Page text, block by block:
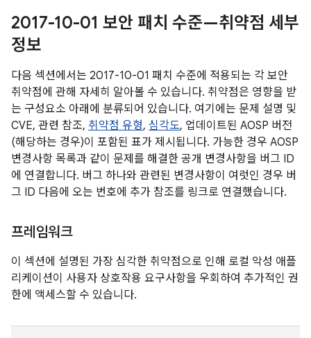
2017-10-01 보안 패치 수준—취약점 세부
정보
다음 섹션에서는 2017-10-01 패치 수준에 적용되는 각 보안
취약점에 관해 자세히 알아볼 수 있습니다. 취약점은 영향을 받
는 구성요소 아래에 분류되어 있습니다. 여기에는 문제 설명 및
CVE, 관련 참조, 취약점 유형, 심각도, 업데이트된 AOSP 버전
(해당하는 경우)이 포함된 표가 제시됩니다. 가능한 경우 AOSP
변경사항 목록과 같이 문제를 해결한 공개 변경사항을 버그 ID
에 연결합니다. 버그 하나와 관련된 변경사항이 여럿인 경우 버
그 ID 다음에 오는 번호에 추가 참조를 링크로 연결했습니다.
프레임워크
이 섹션에 설명된 가장 심각한 취약점으로 인해 로컬 악성 애플
리케이션이 사용자 상호작용 요구사항을 우회하여 추가적인 권
한에 액세스할 수 있습니다.